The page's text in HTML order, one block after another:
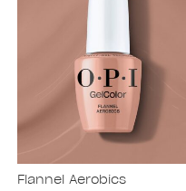
Flannel Aerobics